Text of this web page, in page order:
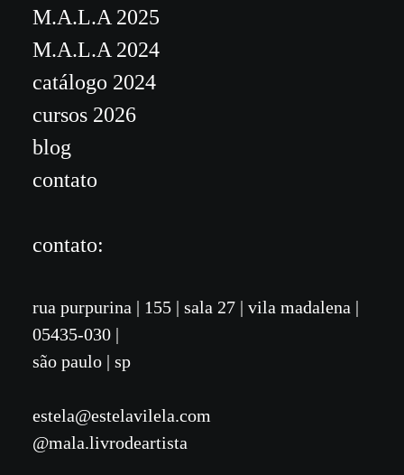
M.A.L.A 2025
M.A.L.A 2024
catálogo 2024
cursos 2026
blog
contato
contato:
rua purpurina | 155 | sala 27 | vila madalena |
05435-030 |
são paulo | sp
estela@estelavilela.com
@mala.livrodeartista